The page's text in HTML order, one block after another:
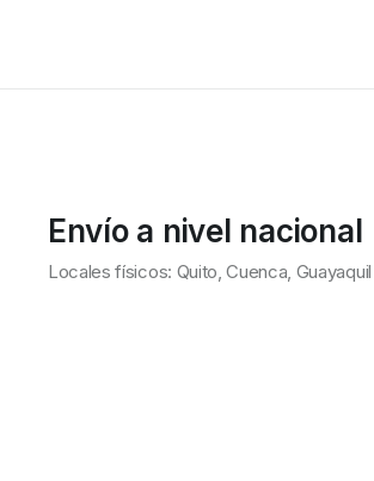
Envío a nivel nacional
Locales físicos: Quito, Cuenca, Guayaquil